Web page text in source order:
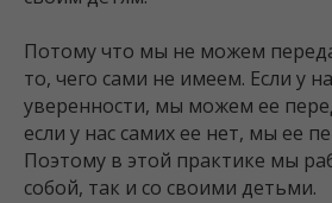
Потому что мы не можем
то, чего сами не имеем. Если у
уверенности, мы можем ее
если у нас самих ее нет, мы ее
Поэтому в этой практике мы
собой, так и со своими детьми.